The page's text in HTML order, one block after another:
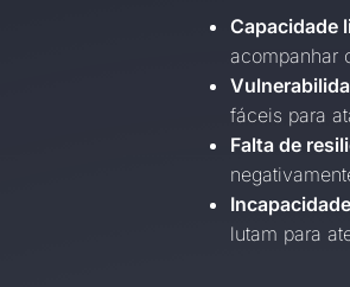
Capacidade
acompanhar
fáceis para
Falta de
lutam para